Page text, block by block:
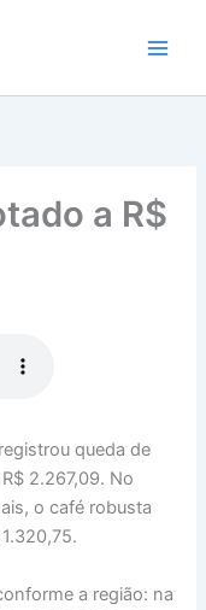
a R$
queda de
2.267,09. No
o café robusta
a região: na